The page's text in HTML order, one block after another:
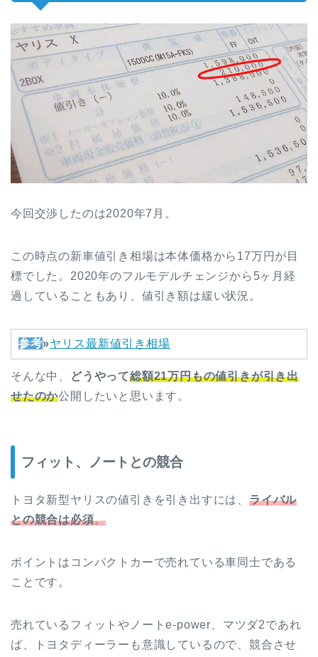
今回交渉したのは2020年7月。
この時点の新車値引き相場は本体価格から17万円が目
標でした。2020年のフルモデルチェンジから5ヶ月経
過していることもあり、値引き額は緩い状況。
参考»ヤリス最新値引き相場
そんな中、 どうやって総額21万円もの値引きが引き出
せたのか公開したいと思います。
フィット、ノートとの競合
トヨタ新型ヤリスの値引きを引き出すには、 ライバル
との競合は必須。
ポイントはコンパクトカーで売れている車同士である
ことです。
売れているフィットやノートe-power、マツダ2であれ
ば、トヨタディーラーも意識しているので、競合させ